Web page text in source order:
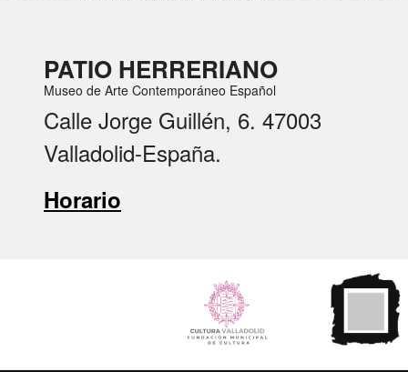
PATIO HERRERIANO
Museo de Arte Contemporáneo Español
Calle Jorge Guillén, 6. 47003
Valladolid-España.
Horario